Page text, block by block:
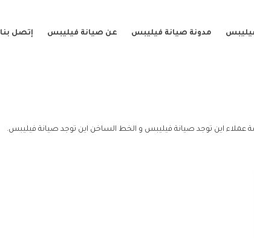
مدونة صيانة فيليبس عن صيانة فيليبس إتصل بنا
عملاء اين توجد صيانة فيليبس و الخط الساخن اين توجد صيانة فيليبس.